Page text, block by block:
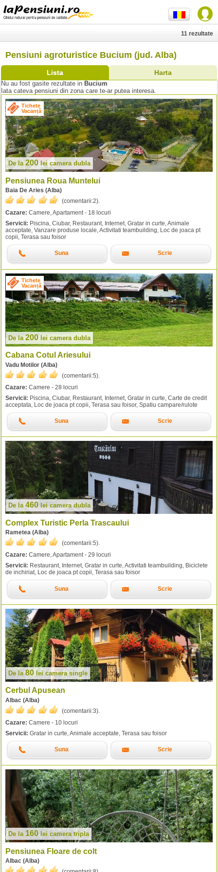
Pensiuni agroturistice Bucium (jud. Alba)
Lista Harta
11 rezultate
Nu au fost gasite rezultate in Bucium
Iata cateva pensiuni din zona care te-ar putea interesa.
Tichete
Vacanță
De la 200 leicamera dubla
Pensiunea Roua Muntelui
Baia De Aries (Alba)
(comentarii:2).
Cazare: Camere, Apartament - 18 locuri
Servicii: Piscina, Ciubar, Restaurant, Internet, Gratar in curte, Animale
acceptate, Vanzare produse locale, Activitati teambuilding, Loc de joaca pt
copii, Terasa sau foisor
Suna Scrie
Tichete
Vacanță
De la 200lei camera dubla
Cabana Cotul Ariesului
Vadu Motilor (Alba)
(comentarii:5).
Cazare: Camere - 28 locuri
Servicii: Piscina, Ciubar, Restaurant, Internet, Gratar in curte, Carte de credit
acceptata, Loc de joaca pt copii, Terasa sau foisor, Spatiu campare/rulote
Suna Scrie
De la 460 leicamera dubla
Complex Turistic Perla Trascaului
Rametea (Alba)
(comentarii:5).
Cazare: Camere, Apartament - 29 locuri
Servicii: Restaurant, Internet, Gratar in curte, Activitati teambuilding, Biciclete
de inchiriat, Loc de joaca pt copii, Terasa sau foisor
Suna Scrie
De la80leicamera single
Cerbul Apusean
Albac (Alba)
(comentarii:3).
Cazare: Camere - 10 locuri
Servicii: Gratar in curte, Animale acceptate, Terasa sau foisor
Suna Scrie
De la 160 lei camera tripla
Pensiunea Floare de colt
Albac (Alba)